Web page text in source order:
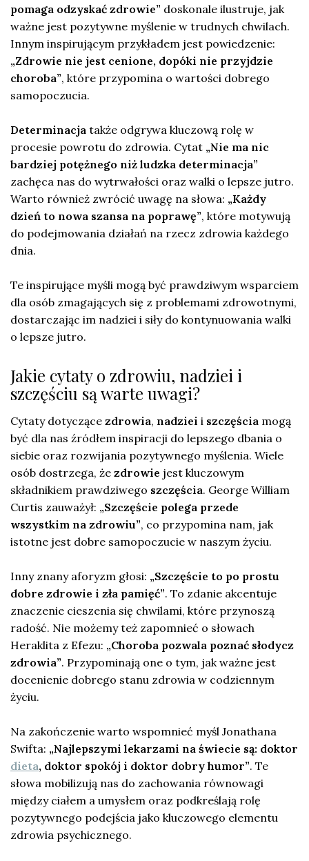
pomaga odzyskać zdrowie” doskonale ilustruje, jak
ważne jest pozytywne myślenie w trudnych chwilach.
Innym inspirującym przykładem jest powiedzenie:
„Zdrowie nie jest cenione, dopóki nie przyjdzie
choroba”, które przypomina o wartości dobrego
samopoczucia.
Determinacja także odgrywa kluczową rolę w
procesie powrotu do zdrowia. Cytat „Nie ma nic
bardziej potężnego niż ludzka determinacja”
zachęca nas do wytrwałości oraz walki o lepsze jutro.
Warto również zwrócić uwagę na słowa: „Każdy
dzień to nowa szansa na poprawę”, które motywują
do podejmowania działań na rzecz zdrowia każdego
dnia.
Te inspirujące myśli mogą być prawdziwym wsparciem
dla osób zmagających się z problemami zdrowotnymi,
dostarczając im nadziei i siły do kontynuowania walki
o lepsze jutro.
Jakie cytaty o zdrowiu, nadziei i
szczęściu są warte uwagi?
Cytaty dotyczące zdrowia, nadziei i szczęścia mogą
być dla nas źródłem inspiracji do lepszego dbania o
siebie oraz rozwijania pozytywnego myślenia. Wiele
osób dostrzega, że zdrowie jest kluczowym
składnikiem prawdziwego szczęścia. George William
Curtis zauważył: „Szczęście polega przede
wszystkim na zdrowiu”, co przypomina nam, jak
istotne jest dobre samopoczucie w naszym życiu.
Inny znany aforyzm głosi: „Szczęście to po prostu
dobre zdrowie i zła pamięć”. To zdanie akcentuje
znaczenie cieszenia się chwilami, które przynoszą
radość. Nie możemy też zapomnieć o słowach
Heraklita z Efezu: „Choroba pozwala poznać słodycz
zdrowia”. Przypominają one o tym, jak ważne jest
docenienie dobrego stanu zdrowia w codziennym
życiu.
Na zakończenie warto wspomnieć myśl Jonathana
Swifta: „Najlepszymi lekarzami na świecie są: doktor
dieta, doktor spokój i doktor dobry humor”. Te
słowa mobilizują nas do zachowania równowagi
między ciałem a umysłem oraz podkreślają rolę
pozytywnego podejścia jako kluczowego elementu
zdrowia psychicznego.